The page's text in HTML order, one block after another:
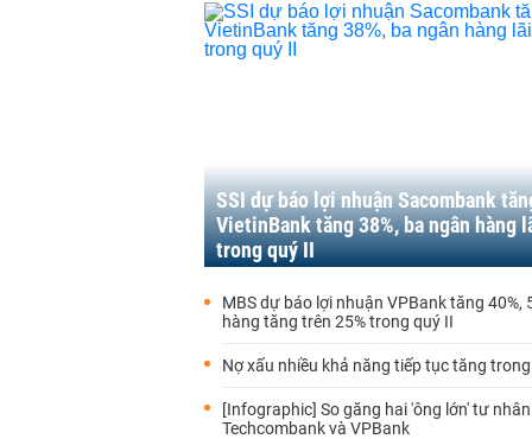
SSI dự báo lợi nhuận Sacombank
VietinBank tăng 38%, ba ngân hàng
trong quý II
MBS dự báo lợi nhuận VPBank tăng 40%,
hàng tăng trên 25% trong quý II
Nợ xấu nhiều khả năng tiếp tục tăng
[Infographic] So găng hai 'ông lớn' tư nhân
Techcombank và VPBank